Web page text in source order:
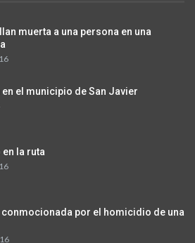
muerta a una persona en una
en el municipio de San Javier
la ruta
conmocionada por el homicidio de una